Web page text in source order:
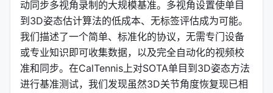
动同步多视角录制的大规模基准。多视角设置使单目
到3D姿态估计算法的低成本、无标签评估成为可能。
我们描述了一个简单、标准化的协议，无需专门设备
或专业知识即可收集数据，以及完全自动化的视频校
准和同步。在CalTennis上对SOTA单目到3D姿态方法
进行基准测试，我们发现虽然3D关节角度恢复现已相